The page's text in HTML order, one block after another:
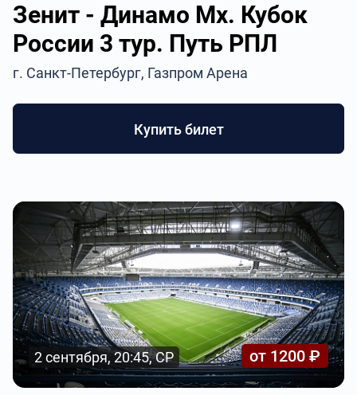
Зенит - Динамо Мх. Кубок
России 3 тур. Путь РПЛ
г. Санкт-Петербург, Газпром Арена
Купить билет
2 сентября, 20:45, СР от 1200 ₽